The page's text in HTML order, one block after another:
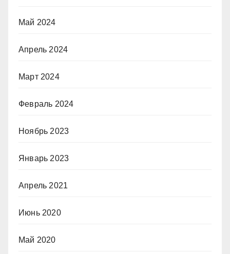
Май 2024
Апрель 2024
Март 2024
Февраль 2024
Ноябрь 2023
Январь 2023
Апрель 2021
Июнь 2020
Май 2020